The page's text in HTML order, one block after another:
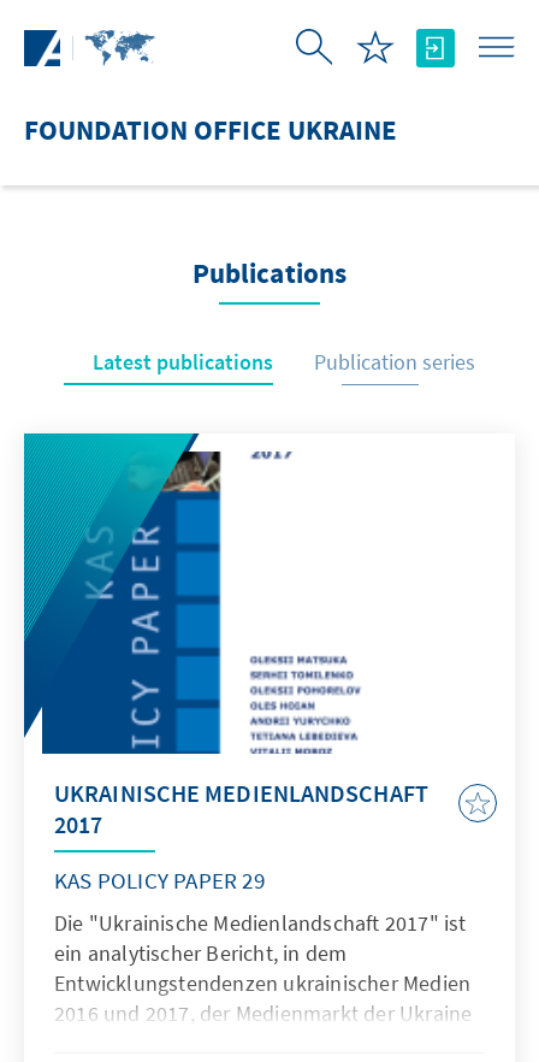
FOUNDATION OFFICE UKRAINE
Publications
Latest publications Publication series
UKRAINISCHE MEDIENLANDSCHAFT
2017
KAS POLICY PAPER 29
Die "Ukrainische Medienlandschaft 2017" ist
ein analytischer Bericht, in dem
Entwicklungstendenzen ukrainischer Medien
2016 und 2017, der Medienmarkt der Ukraine